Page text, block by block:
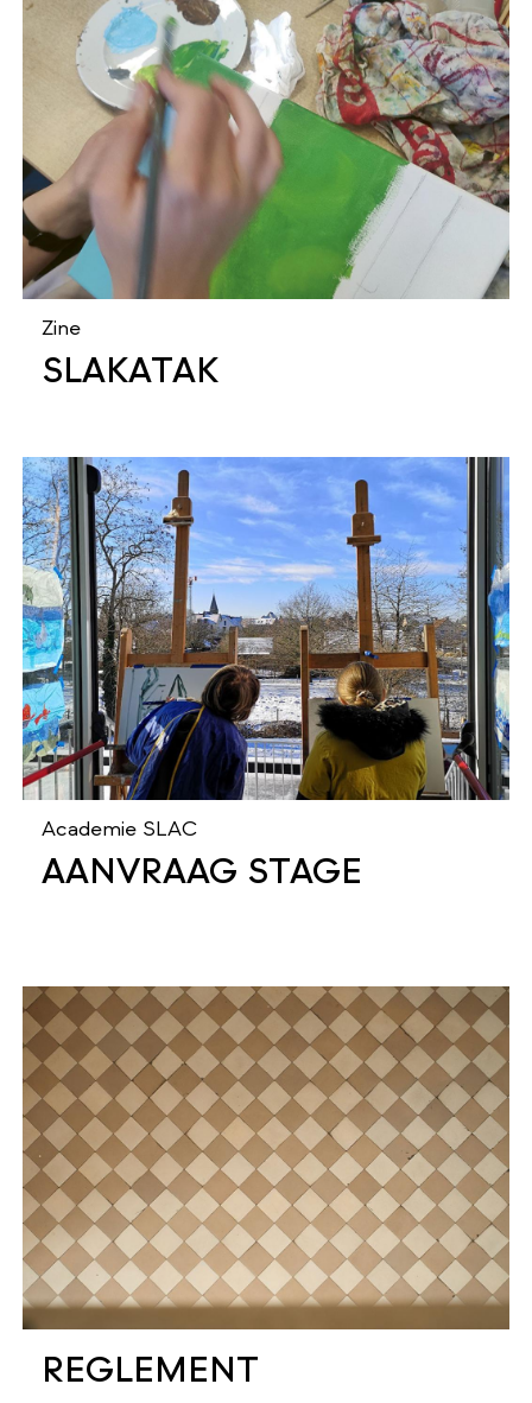
Zine
SLAKATAK
Academie SLAC
AANVRAAG STAGE
REGLEMENT